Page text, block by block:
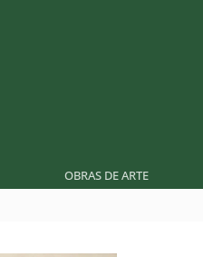
OBRAS DE ARTE